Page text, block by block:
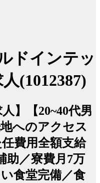
ドインテッ
(1012387)
】【20~40代男
へのアクセス
費用全額支給
助／寮費月7万
食堂完備／食